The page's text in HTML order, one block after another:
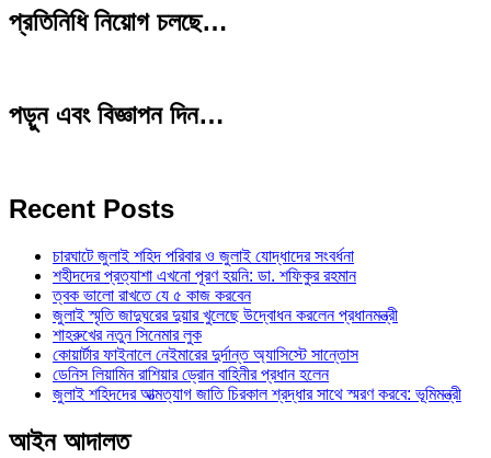
প্রতিনিধি নিয়োগ চলছে…
পড়ুন এবং বিজ্ঞাপন দিন…
Recent Posts
চারঘাটে জুলাই শহিদ পরিবার ও জুলাই যোদ্ধাদের সংবর্ধনা
শহীদদের প্রত্যাশা এখনো পূরণ হয়নি: ডা. শফিকুর রহমান
ত্বক ভালো রাখতে যে ৫ কাজ করবেন
জুলাই স্মৃতি জাদুঘরের দুয়ার খুলেছে উদ্বোধন করলেন প্রধানমন্ত্রী
শাহরুখের নতুন সিনেমার লুক
কোয়ার্টার ফাইনালে নেইমারের দুর্দান্ত অ্যাসিস্টে সান্তোস
ডেনিস লিয়ামিন রাশিয়ার ড্রোন বাহিনীর প্রধান হলেন
জুলাই শহিদদের আত্মত্যাগ জাতি চিরকাল শ্রদ্ধার সাথে স্মরণ করবে: ভূমিমন্ত্রী
আইন আদালত